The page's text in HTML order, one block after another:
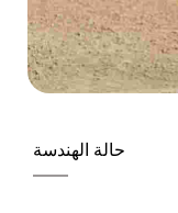
حالة الهندسة